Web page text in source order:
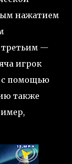
нажатием
третьим —
игрок
с помощью
также